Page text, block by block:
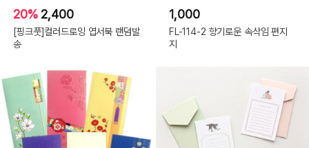
20% 2,400
[핑크풋]컬러드로잉 엽서북 랜덤발
송
1,000
FL-114-2 향기로운 속삭임 편지
지